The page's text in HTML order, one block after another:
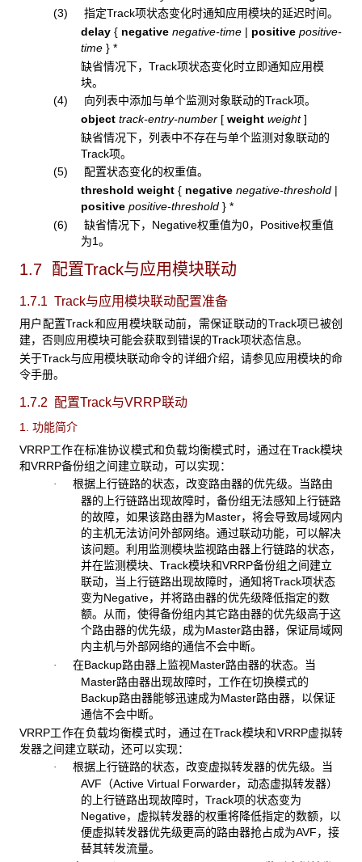
(3) 指定Track项状态变化时通知应用模块的延迟时间。
delay { negative negative-time| positive positive-
time } *
缺省情况下，Track项状态变化时立即通知应用模
块。
(4) 向列表中添加与单个监测对象联动的Track项。
object track-entry-number[ weight weight]
缺省情况下，列表中不存在与单个监测对象联动的
Track项。
(5) 配置状态变化的权重值。
threshold weight { negative negative-threshold |
positive positive-threshold } *
(6) 缺省情况下，Negative权重值为0，Positive权重值
为1。
1.7 配置Track与应用模块联动
1.7.1 Track与应用模块联动配置准备
用户配置Track和应用模块联动前，需保证联动的Track项已被创
建，否则应用模块可能会获取到错误的Track项状态信息。
关于Track与应用模块联动命令的详细介绍，请参见应用模块的命
令手册。
1.7.2 配置Track与VRRP联动
1. 功能简介
VRRP工作在标准协议模式和负载均衡模式时，通过在Track模块
和VRRP备份组之间建立联动，可以实现：
· 根据上行链路的状态，改变路由器的优先级。当路由
器的上行链路出现故障时，备份组无法感知上行链路
的故障，如果该路由器为Master，将会导致局域网内
的主机无法访问外部网络。通过联动功能，可以解决
该问题。利用监测模块监视路由器上行链路的状态，
并在监测模块、Track模块和VRRP备份组之间建立
联动，当上行链路出现故障时，通知将Track项状态
变为Negative，并将路由器的优先级降低指定的数
额。从而，使得备份组内其它路由器的优先级高于这
个路由器的优先级，成为Master路由器，保证局域网
内主机与外部网络的通信不会中断。
· 在Backup路由器上监视Master路由器的状态。当
Master路由器出现故障时，工作在切换模式的
Backup路由器能够迅速成为Master路由器，以保证
通信不会中断。
VRRP工作在负载均衡模式时，通过在Track模块和VRRP虚拟转
发器之间建立联动，还可以实现：
· 根据上行链路的状态，改变虚拟转发器的优先级。当
AVF（Active Virtual Forwarder，动态虚拟转发器）
的上行链路出现故障时，Track项的状态变为
Negative，虚拟转发器的权重将降低指定的数额，以
便虚拟转发器优先级更高的路由器抢占成为AVF，接
替其转发流量。